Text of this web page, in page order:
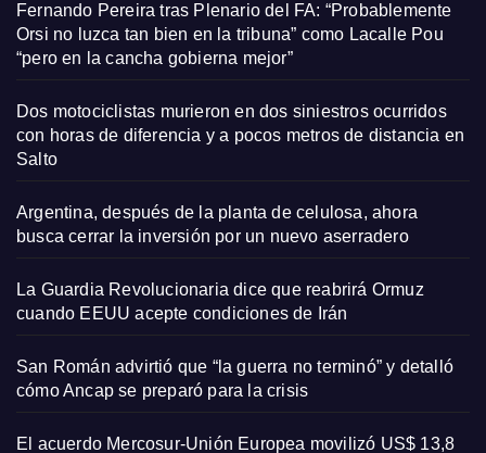
Fernando Pereira tras Plenario del FA: “Probablemente
Orsi no luzca tan bien en la tribuna” como Lacalle Pou
“pero en la cancha gobierna mejor”
Dos motociclistas murieron en dos siniestros ocurridos
con horas de diferencia y a pocos metros de distancia en
Salto
Argentina, después de la planta de celulosa, ahora
busca cerrar la inversión por un nuevo aserradero
La Guardia Revolucionaria dice que reabrirá Ormuz
cuando EEUU acepte condiciones de Irán
San Román advirtió que “la guerra no terminó” y detalló
cómo Ancap se preparó para la crisis
El acuerdo Mercosur-Unión Europea movilizó US$ 13,8